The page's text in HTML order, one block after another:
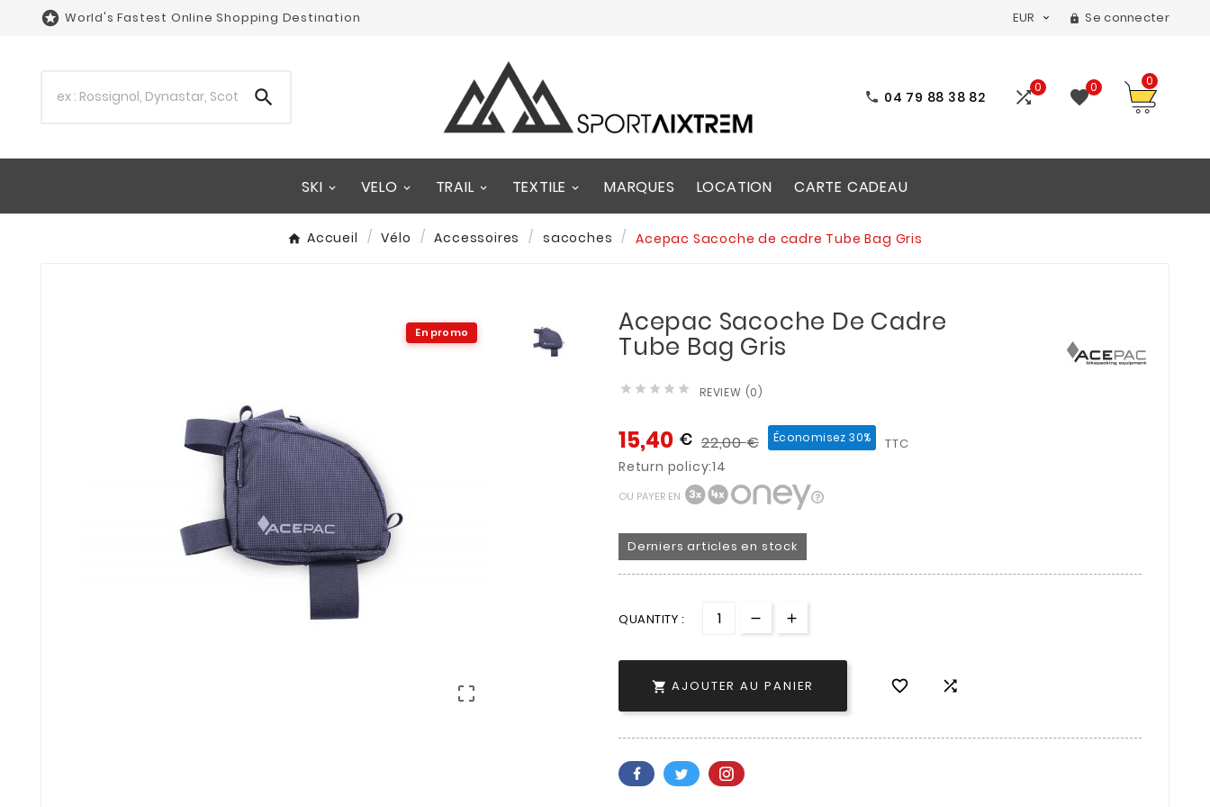
 World's Fastest Online Shopping Destination EUR   Se connecter
  04 79 88 38 82 0 0 0
SKI VELO TRAIL TEXTILE MARQUES LOCATION CARTE CADEAU
Accueil Vélo Accessoires sacoches Acepac Sacoche de cadre Tube Bag Gris
En promo

Acepac Sacoche De Cadre
Tube Bag Gris
     REVIEW (0)
15,40 € 22,00€ Économisez 30% TTC
Return policy:14
OU PAYER EN
Derniers articles en stock
QUANTITY :
 AJOUTER AU PANIER  